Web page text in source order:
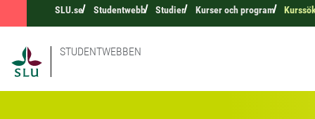
SLU.se Studentwebb Studier Kurser och program
STUDENTWEBBEN